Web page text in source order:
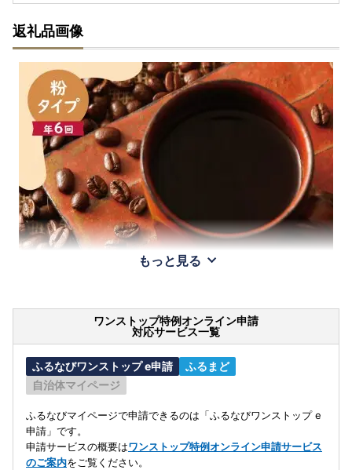
返礼品画像
もっと見る
ワンストップ特例オンライン申請
対応サービス一覧
ふるなびワンストップ e申請
ふるまど
自治体マイページ
ふるなびマイページで申請できるのは「ふるなびワンストップ e
申請」です。
申請サービスの概要はワンストップ特例オンライン申請サービス
のご案内をご覧ください。